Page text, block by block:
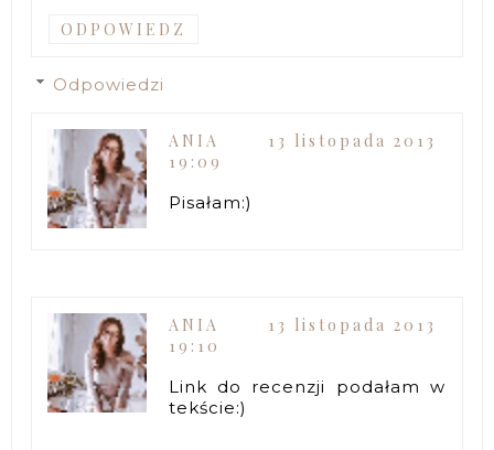
ODPOWIEDZ
Odpowiedzi
ANIA
13 listopada 2013
19:09
Pisałam:)
ANIA
13 listopada 2013
19:10
Link do recenzji podałam w
tekście:)